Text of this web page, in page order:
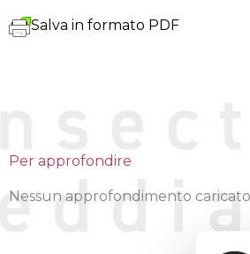
Salva in formato PDF
Per approfondire
Nessun approfondimento